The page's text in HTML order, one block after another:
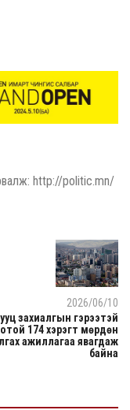
http://politic.mn/
2026/06/10
захиалгын гэрээтэй
174 хэрэгт мөрдөн
ажиллагаа явагдаж
байна